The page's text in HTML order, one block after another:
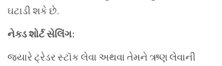
ઘટાડી શકે છે.
નેક્ડ શોર્ટ સેલિંગ:
જ્યારે ટ્રેડર સ્ટૉક લેવા અથવા તેમને ઋણ લેવાની